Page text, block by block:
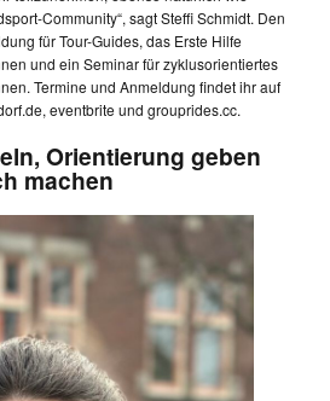
Community“, sagt Steffi Schmidt. Den
für Tour-Guides, das Erste Hilfe
und ein Seminar für zyklusorientiertes
Termine und Anmeldung findet ihr auf
eventbrite und grouprides.cc.
Orientierung geben
machen